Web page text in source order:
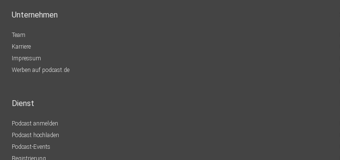
Unternehmen
Team
Karriere
Impressum
Werben auf podcast.de
Dienst
Podcast anmelden
Podcast hochladen
Podcast-Events
Registrierung